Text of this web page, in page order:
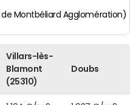
Montbéliard Agglomération)
Villars-lès-
Blamont
(25310)
Doubs